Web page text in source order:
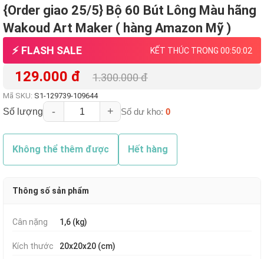
{Order giao 25/5} Bộ 60 Bút Lông Màu hãng
Wakoud Art Maker ( hàng Amazon Mỹ )
⚡ FLASH SALE KẾT THÚC TRONG 00:50:01
129.000 đ 1.300.000 đ
Mã SKU: S1-129739-109644
Số lượng - + Số dư kho: 0
Không thể thêm được Hết hàng
Thông số sản phẩm
Cân nặng 1,6 (kg)
Kích thước 20x20x20 (cm)